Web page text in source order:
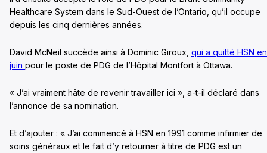
Healthcare System dans le Sud-Ouest de l’Ontario, qu’il occupe
depuis les cinq dernières années.
David McNeil succède ainsi à Dominic Giroux, qui a quitté HSN en
juin pour le poste de PDG de l’Hôpital Montfort à Ottawa.
« J’ai vraiment hâte de revenir travailler ici », a-t-il déclaré dans
l’annonce de sa nomination.
Et d’ajouter : « J’ai commencé à HSN en 1991 comme infirmier de
soins généraux et le fait d’y retourner à titre de PDG est un